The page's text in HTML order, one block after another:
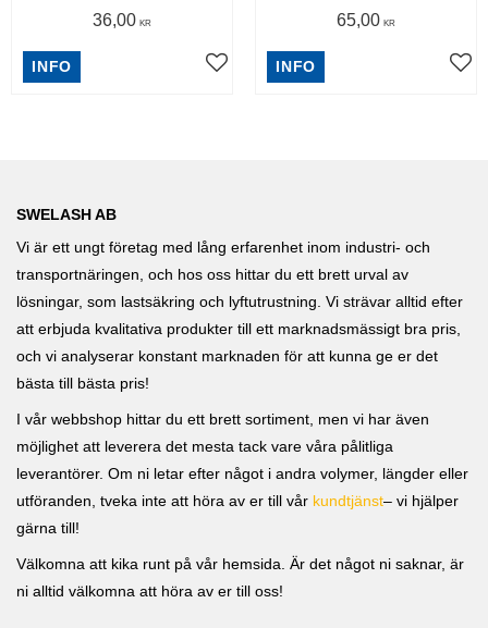
36,00 KR
INFO
65,00 KR
INFO
SWELASH AB
Vi är ett ungt företag med lång erfarenhet inom industri- och
transportnäringen, och hos oss hittar du ett brett urval av
lösningar, som lastsäkring och lyftutrustning. Vi strävar alltid efter
att erbjuda kvalitativa produkter till ett marknadsmässigt bra pris,
och vi analyserar konstant marknaden för att kunna ge er det
bästa till bästa pris!
I vår webbshop hittar du ett brett sortiment, men vi har även
möjlighet att leverera det mesta tack vare våra pålitliga
leverantörer. Om ni letar efter något i andra volymer, längder eller
utföranden, tveka inte att höra av er till vår kundtjänst– vi hjälper
gärna till!
Välkomna att kika runt på vår hemsida. Är det något ni saknar, är
ni alltid välkomna att höra av er till oss!